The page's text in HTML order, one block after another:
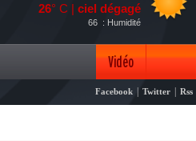
26° C | ciel dégagé
: Humidité
66
Vidéo
Photo
Facebook Twitter Rss